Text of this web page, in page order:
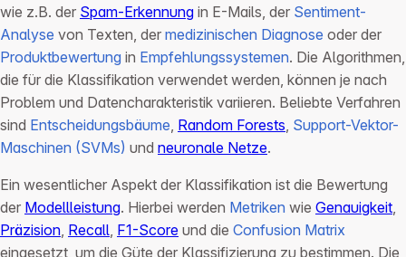
wie z.B. der Spam-Erkennung in E-Mails, der Sentiment-
Analyse von Texten, der medizinischen Diagnose oder der
Produktbewertung in Empfehlungssystemen. Die Algorithmen,
die für die Klassifikation verwendet werden, können je nach
Problem und Datencharakteristik variieren. Beliebte Verfahren
sind Entscheidungsbäume, Random Forests, Support-Vektor-
Maschinen (SVMs) und neuronale Netze.
Ein wesentlicher Aspekt der Klassifikation ist die Bewertung
der Modellleistung. Hierbei werden Metriken wie Genauigkeit,
Präzision, Recall, F1-Score und die Confusion Matrix
eingesetzt, um die Güte der Klassifizierung zu bestimmen. Die